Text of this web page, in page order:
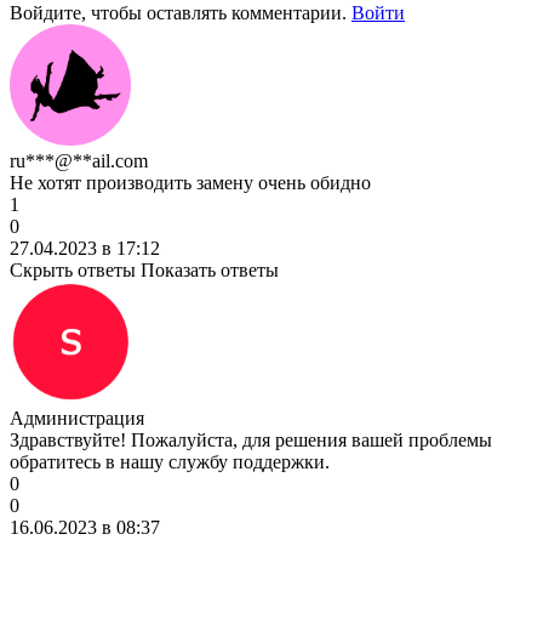
Войдите, чтобы оставлять комментарии. Войти
ru***@**ail.com
Не хотят производить замену очень обидно
1
0
27.04.2023 в 17:12
Скрыть ответы Показать ответы
Администрация
Здравствуйте! Пожалуйста, для решения вашей проблемы
обратитесь в нашу службу поддержки.
0
0
16.06.2023 в 08:37